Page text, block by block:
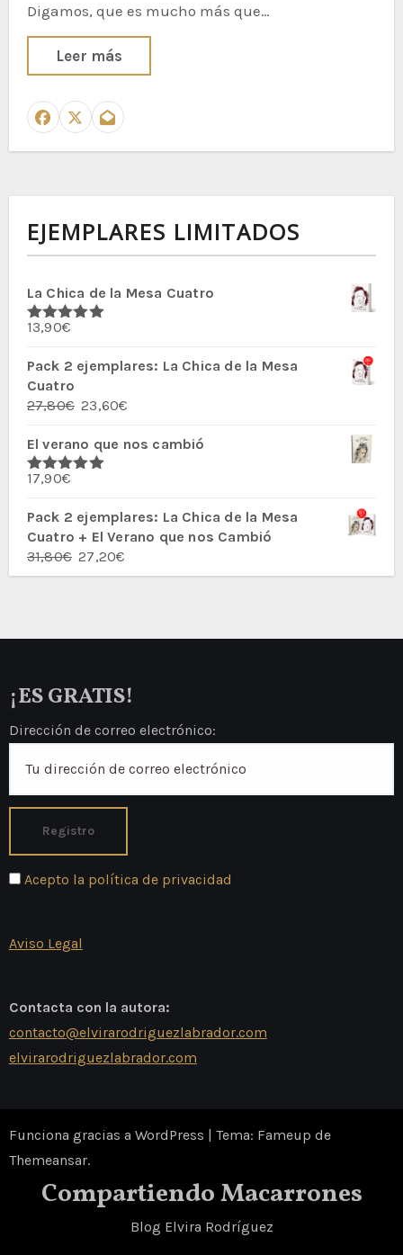
Digamos, que es mucho más que…
Leer más
EJEMPLARES LIMITADOS
La Chica de la Mesa Cuatro
Valorado
5
13,90€
Pack 2 ejemplares: La Chica de la Mesa
Cuatro
27,80€ El
original
era:
23,60€
actual
El verano que nos cambió
Valorado
5
17,90€
Pack 2 ejemplares: La Chica de la Mesa
Cuatro + El Verano que nos Cambió
31,80€ El
precio
31,80€.
27,20€
precio
27,20€.
¡ES GRATIS!
Dirección de correo electrónico:
Acepto la política de privacidad
Aviso Legal
Contacta con la autora:
contacto@elvirarodriguezlabrador.com
elvirarodriguezlabrador.com
Funciona gracias a WordPress | Tema: Fameup de
Themeansar.
Compartiendo Macarrones
Blog Elvira Rodríguez